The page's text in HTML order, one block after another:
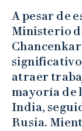
A pesar de
Ministerio
atraer
mayoría de
India,
Rusia.